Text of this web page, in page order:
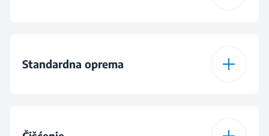
Odtajanje
Standardna oprema